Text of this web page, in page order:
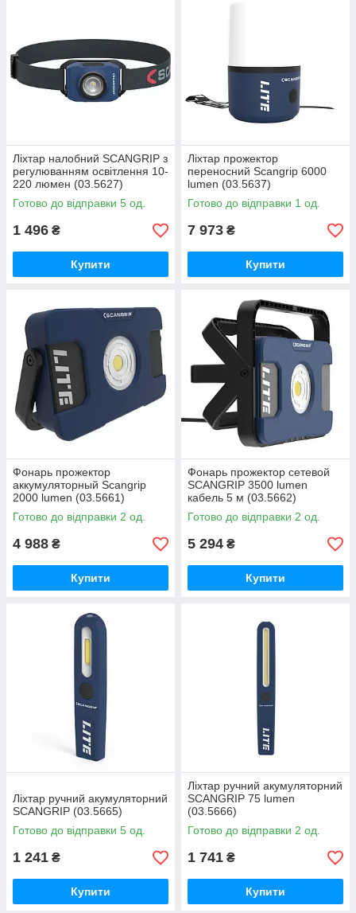
Ліхтар налобний SCANGRIP з
регулюванням освітлення 10-
220 люмен (03.5627)
Готово до відправки 5 од.
1 496 ₴
Купити
Ліхтар прожектор
переносний Scangrip 6000
lumen (03.5637)
Готово до відправки 1 од.
7 973 ₴
Купити
Фонарь прожектор
аккумуляторный Scangrip
2000 lumen (03.5661)
Готово до відправки 2 од.
4 988 ₴
Купити
Фонарь прожектор сетевой
SCANGRIP 3500 lumen
кабель 5 м (03.5662)
Готово до відправки 2 од.
5 294 ₴
Купити
Ліхтар ручний акумуляторний
SCANGRIP (03.5665)
Готово до відправки 5 од.
1 241 ₴
Купити
Ліхтар ручний акумуляторний
SCANGRIP 75 lumen
(03.5666)
Готово до відправки 2 од.
1 741 ₴
Купити